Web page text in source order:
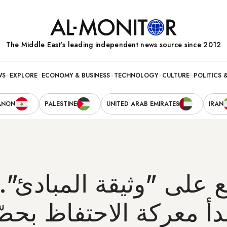
The Middle Eastʼs leading independent news source since 2012
POLITICS
CULTURE
TECHNOLOGY
ECONOMY & BUSINESS
EXPLORE
IRAN
UNITED ARAB EMIRATES
PALESTINE
على "وثيقة
معركة الاحتفاظ